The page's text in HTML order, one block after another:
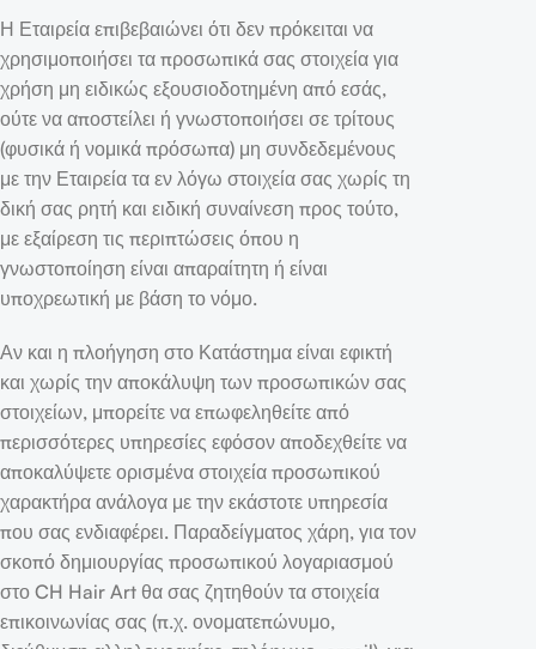
Η Εταιρεία επιβεβαιώνει ότι δεν πρόκειται να
χρησιμοποιήσει τα προσωπικά σας στοιχεία για
χρήση μη ειδικώς εξουσιοδοτημένη από εσάς,
ούτε να αποστείλει ή γνωστοποιήσει σε τρίτους
(φυσικά ή νομικά πρόσωπα) μη συνδεδεμένους
με την Εταιρεία τα εν λόγω στοιχεία σας χωρίς τη
δική σας ρητή και ειδική συναίνεση προς τούτο,
με εξαίρεση τις περιπτώσεις όπου η
γνωστοποίηση είναι απαραίτητη ή είναι
υποχρεωτική με βάση το νόμο.
Αν και η πλοήγηση στο Κατάστημα είναι εφικτή
και χωρίς την αποκάλυψη των προσωπικών σας
στοιχείων, μπορείτε να επωφεληθείτε από
περισσότερες υπηρεσίες εφόσον αποδεχθείτε να
αποκαλύψετε ορισμένα στοιχεία προσωπικού
χαρακτήρα ανάλογα με την εκάστοτε υπηρεσία
που σας ενδιαφέρει. Παραδείγματος χάρη, για τον
σκοπό δημιουργίας προσωπικού λογαριασμού
στο CH Hair Art θα σας ζητηθούν τα στοιχεία
επικοινωνίας σας (π.χ. ονοματεπώνυμο,